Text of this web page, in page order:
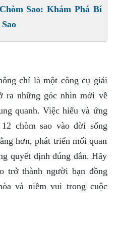
Sao: Khám Phá Bí
chỉ là một công cụ giải
ra những góc nhìn mới về
quanh. Việc hiểu và ứng
chòm sao vào đời sống
hơn, phát triển mối quan
quyết định đúng đắn. Hãy
trở thành người bạn đồng
và niềm vui trong cuộc